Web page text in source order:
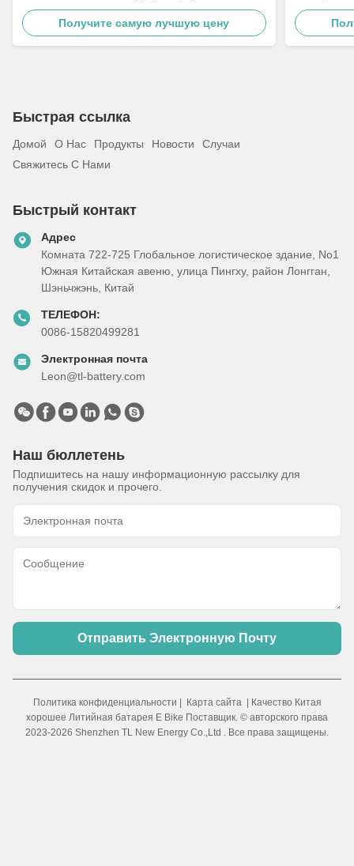
электровелосипедов
Получите самую лучшую цену
батарея
36V
Быстрая ссылка
Домой О Нас Продукты Новости
Случаи
Свяжитесь С Нами
Быстрый контакт
Адрес
Комната 722-725 Глобальное логистическое здание, No1
Южная Китайская авеню, улица Пингху, район Лонгган,
Шэньчжэнь, Китай
ТЕЛЕФОН:
0086-15820499281
Электронная почта
Leon@tl-battery.com
Наш бюллетень
Подпишитесь на нашу информационную рассылку для
получения скидок и прочего.
Отправить Электронную Почту
Политика конфиденциальности Карта сайта| Качество Китая
хорошее Литийная батарея E Bike Поставщик. © авторского права
2023-2026 Shenzhen TL New Energy Co.,Ltd . Все права защищены.